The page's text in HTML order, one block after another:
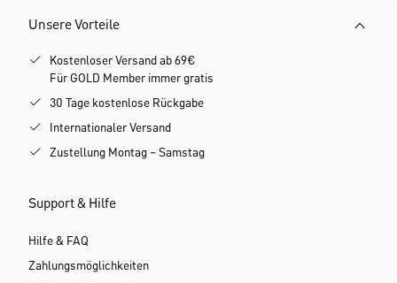
Unsere Vorteile
Kostenloser Versand ab 69€
Für GOLD Member immer gratis
30 Tage kostenlose Rückgabe
Internationaler Versand
Zustellung Montag – Samstag
Support & Hilfe
Hilfe & FAQ
Zahlungsmöglichkeiten